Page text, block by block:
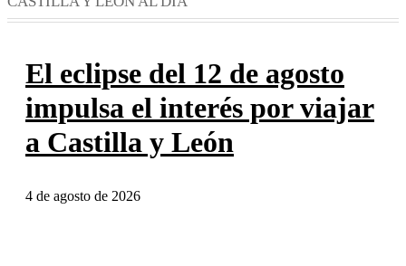
El eclipse del 12 de agosto
impulsa el interés por viajar
a Castilla y León
4 de agosto de 2026